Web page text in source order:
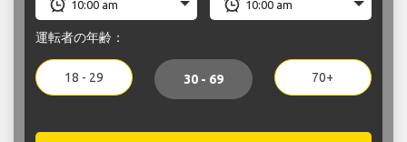
運転者の年齢：
18 - 29 30 - 69 70+